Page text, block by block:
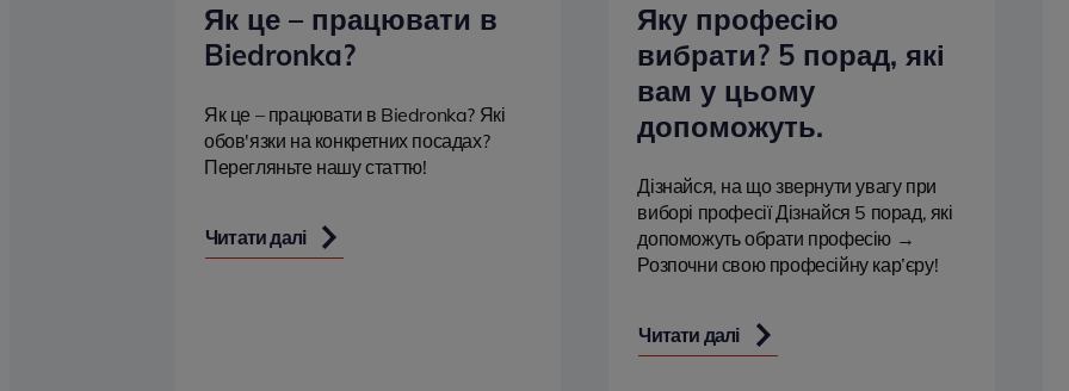
Як це – працювати в
Biedronka?
Як це – працювати в Biedronka? Які
обов'язки на конкретних посадах?
Перегляньте нашу статтю!
Читати далі
Яку професію
вибрати? 5 порад, які
вам у цьому
допоможуть.
Дізнайся, на що звернути увагу при
виборі професії Дізнайся 5 порад, які
допоможуть обрати професію →
Розпочни свою професійну кар’єру!
Читати далі